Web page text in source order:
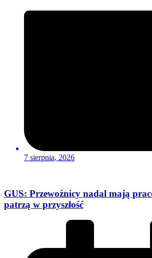
7 sierpnia, 2026
GUS: Przewoźnicy nadal mają
patrzą w przyszłość